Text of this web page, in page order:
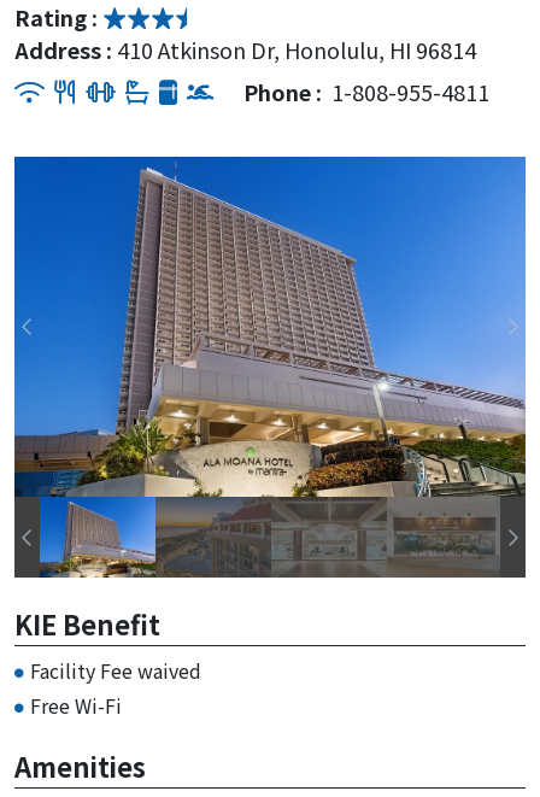
Rating :
Address : 410 Atkinson Dr, Honolulu, HI 96814
Phone : 1-808-955-4811
KIE Benefit
Facility Fee waived
Free Wi-Fi
Amenities